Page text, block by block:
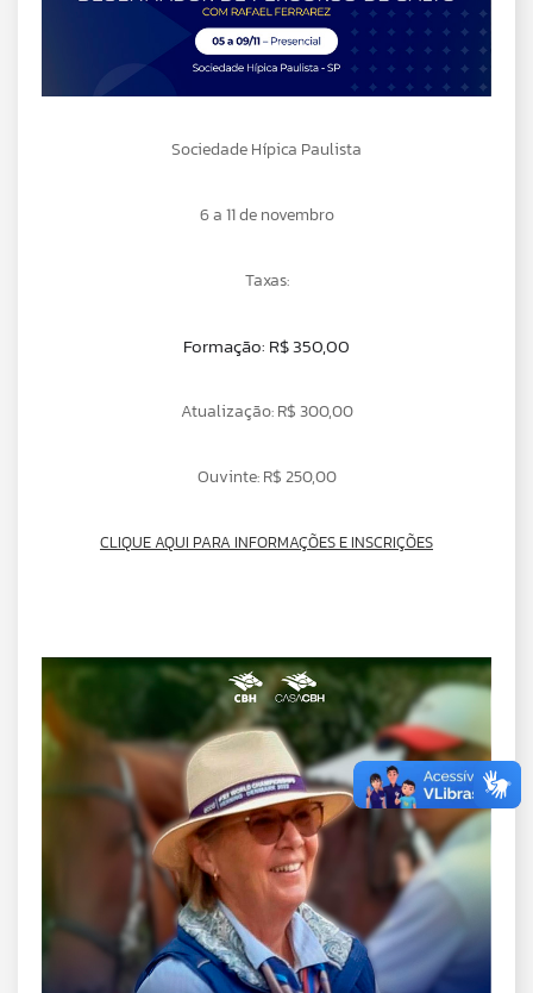
Sociedade Hípica Paulista
6 a 11 de novembro
Taxas:
Formação: R$ 350,00
Atualização: R$ 300,00
Ouvinte: R$ 250,00
CLIQUE AQUI PARA INFORMAÇÕES E INSCRIÇÕES